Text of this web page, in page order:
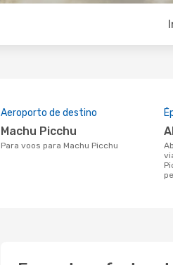
Aeroporto de destino
Machu Picchu
Para voos para Machu Picchu
abril é a altura mais concorrida para